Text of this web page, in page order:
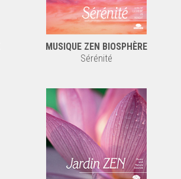
MUSIQUE ZEN BIOSPHÈRE
Sérénité